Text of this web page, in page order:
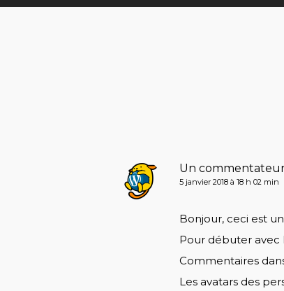
Un
5 janvier 2018 à 18 h 02 min
Bonjour, ceci est
Pour débuter avec
Commentaires
Les avatars des